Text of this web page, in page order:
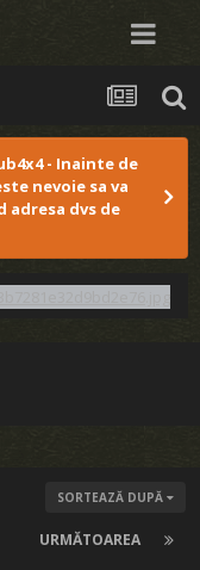
- Inainte de
nevoie sa va
adresa dvs de
SORTEAZĂ DUPĂ
URMĂTOAREA